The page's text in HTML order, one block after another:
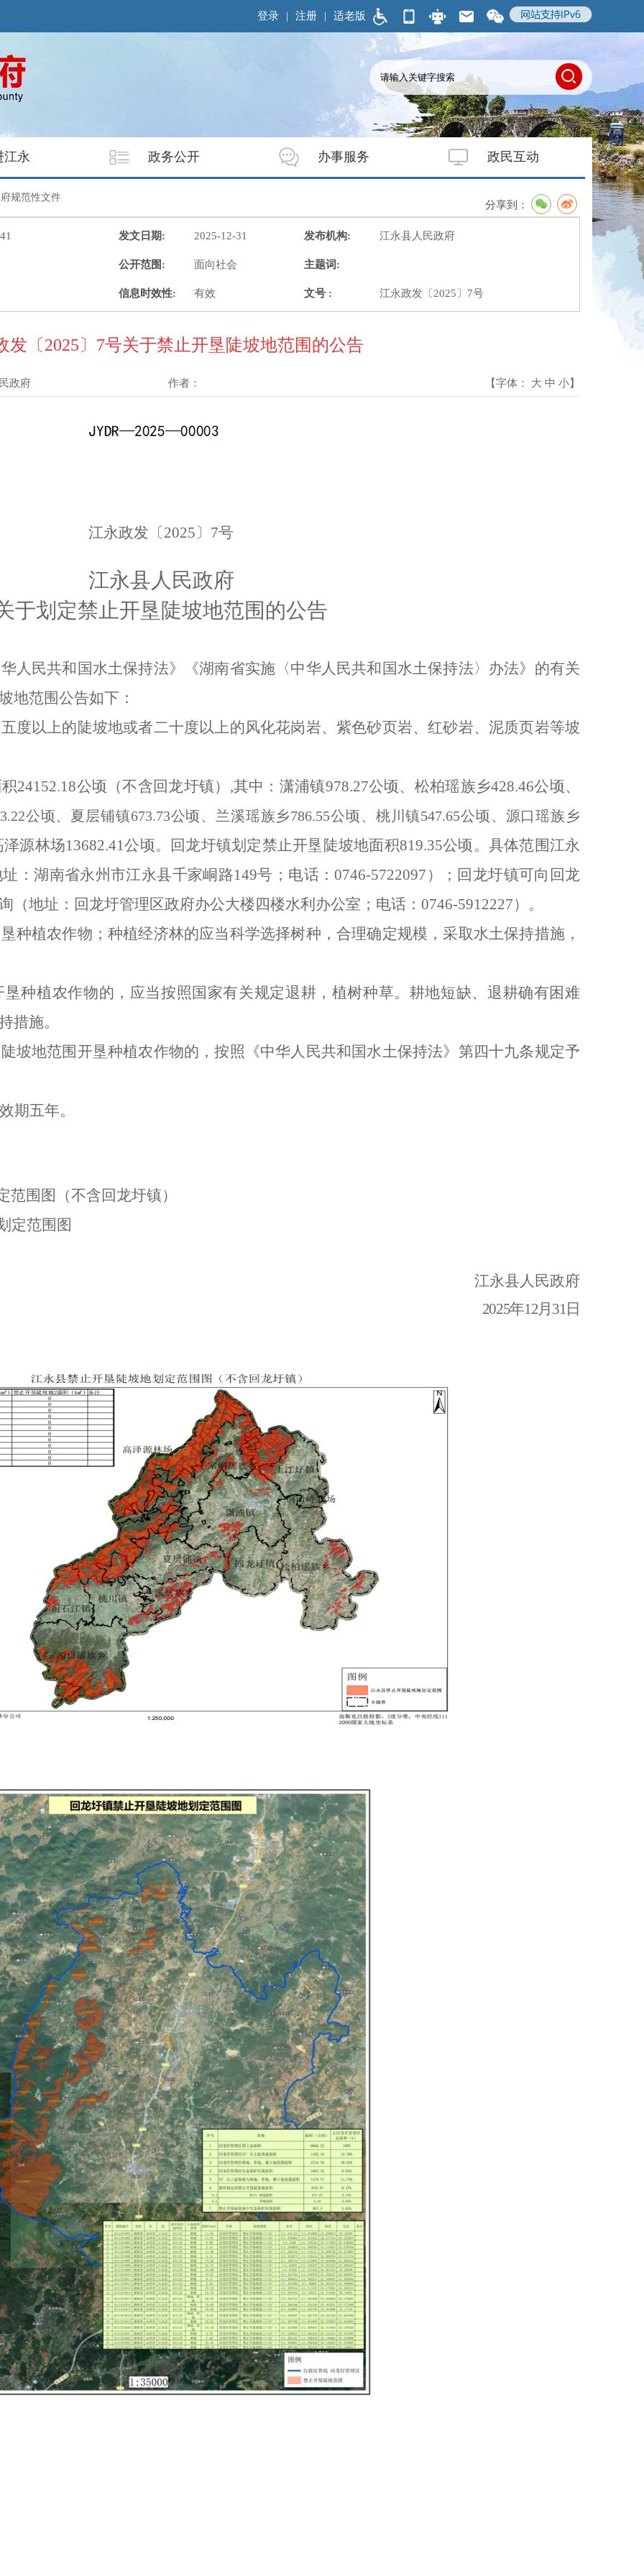
适老版
登录 | 注册 |
江永 政务公开 办事服务 政民互动
规范性文件
分享到：
发文日期: 2025-12-31 发布机构: 江永县人民政府
公开范围: 面向社会 主题词:
信息时效性: 有效 文号 : 江永政发〔2025〕7号
发〔2025〕7号关于禁止开垦陡坡地范围的公告
政府 作者： 【字体： 大 中 小】
江永政发〔2025〕 7号
江永县人民政府
于划定禁止开垦陡坡地范围 的公告
人民共和国水土保持法》《湖南省实施〈中华人民共和国水土保持法〉办法》的有关
地范围公告如下：
度以上的陡坡地或者二十度以上的风化花岗岩、紫色砂页岩、红砂岩、泥质页岩等坡
24152.18公顷（不含回龙圩镇） ,其中：潇浦镇978.27公顷、松柏瑶族乡428.46公顷、
公顷、夏层铺镇673.73公顷、兰溪瑶族乡786.55公顷、桃川镇547.65公顷、源口瑶族乡
泽源林场13682.41公顷。回龙圩镇划定禁止开垦陡坡地面积819.35公顷。具体范围江永
：湖南省永州市江永县千家峒路149号；电话：0746-5722097）；回龙圩镇可向回龙
地址：回龙圩管理区政府办公大楼四楼水利办公室；电话：0746-5912227）。
种植农作物；种植经济林的应当科学选择树种，合理确定规模，采取水土保持措施，
种植农作物的，应当按照国家有关规定退耕，植树种草。耕地短缺、退耕确有困难
措施。
坡地范围开垦种植农作物的，按照《中华人民共和国水土保持法》第四十九条规定予
期五年。
围图（不含回龙圩镇）
定范围图
江永县人民政府
2025年12月 31日